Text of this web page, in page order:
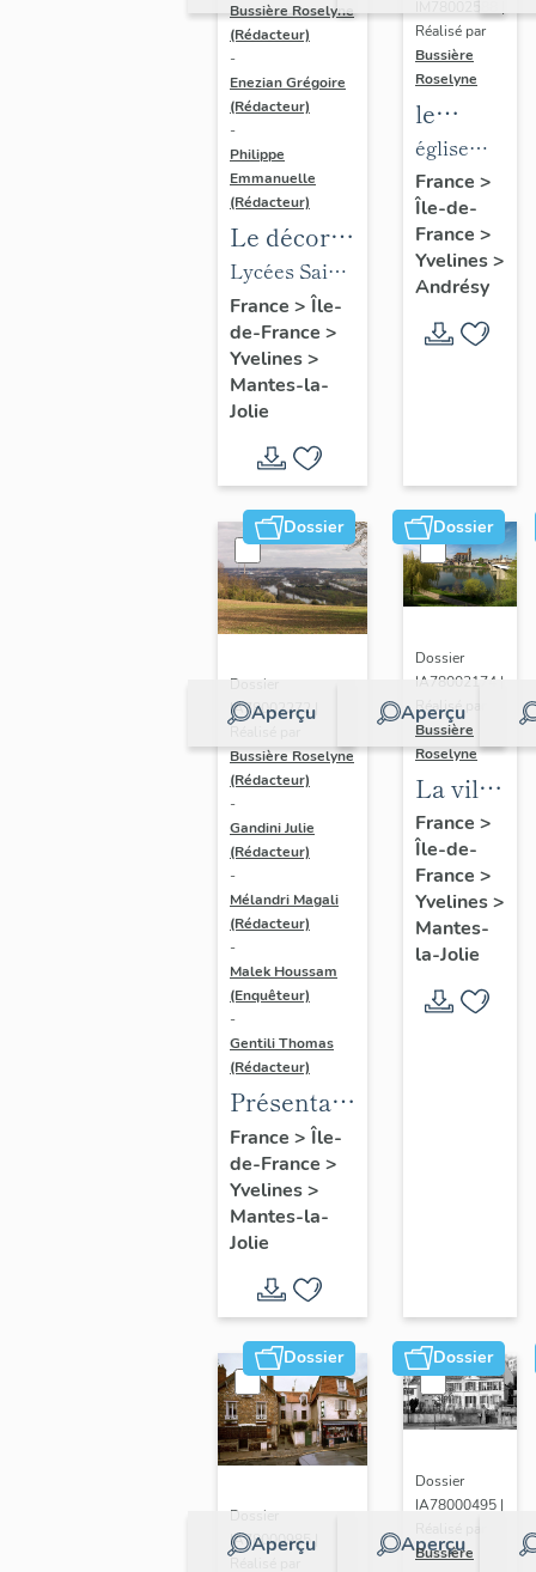
Bussière Roselyne
(Rédacteur)
-
Enezian Grégoire
(Rédacteur)
-
Philippe
Emmanuelle
(Rédacteur)
Le décor
des lycées
de Mantes
Lycées Saint-
Exupéry et
Jean Rostand
France > Île-
de-France >
Yvelines>
Mantes-la-
Jolie
Réalisé par
Bussière
Roselyne
le
mobilier
de
l'église
Saint-
Germain-
de-
Paris
église
paroissiale
Saint-
Germain
France >
Île-de-
France >
Yvelines>
Andrésy
Dossier
Aperçu
Dossier
IA78002272 |
Bussière Roselyne
(Rédacteur)
-
Gandini Julie
(Rédacteur)
-
Mélandri Magali
(Rédacteur)
-
Malek Houssam
(Enquêteur)
-
Gentili Thomas
(Rédacteur)
Présentation
de l'étude
France > Île-
de-France >
Yvelines>
Mantes-la-
Jolie
Dossier
Aperçu
Dossier
IA78002174 |
Réalisé par
Bussière
Roselyne
La ville
de
Mantes-
la-Jolie
France >
Île-de-
France >
Yvelines>
Mantes-
la-Jolie
Dossier
Aperçu
Dossier
IA78000985 |
Dossier
Aperçu
Dossier
IA78000495 |
Bussière